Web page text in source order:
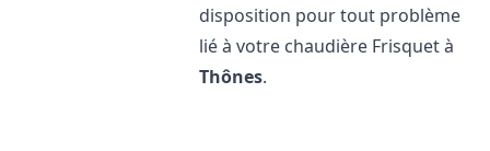
disposition pour tout problème
lié à votre chaudière Frisquet à
Thônes.